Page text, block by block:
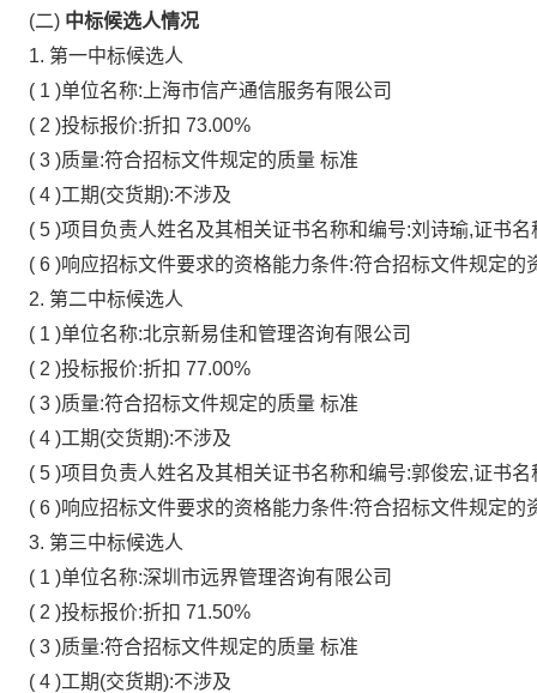
(二) 中标候选人情况
1. 第一中标候选人
( 1 )单位名称:上海市信产通信服务有限公司
( 2 )投标报价:折扣 73.00%
( 3 )质量:符合招标文件规定的质量 标准
( 4 )工期(交货期):不涉及
( 5 )项目负责人姓名及其相关证书名称和编号:刘诗瑜,证书
( 6 )响应招标文件要求的资格能力条件:符合招标文件规定的
2. 第二中标候选人
( 1 )单位名称:北京新易佳和管理咨询有限公司
( 2 )投标报价:折扣 77.00%
( 3 )质量:符合招标文件规定的质量 标准
( 4 )工期(交货期):不涉及
( 5 )项目负责人姓名及其相关证书名称和编号:郭俊宏,证书
( 6 )响应招标文件要求的资格能力条件:符合招标文件规定的
3. 第三中标候选人
( 1 )单位名称:深圳市远界管理咨询有限公司
( 2 )投标报价:折扣 71.50%
( 3 )质量:符合招标文件规定的质量 标准
( 4 )工期(交货期):不涉及